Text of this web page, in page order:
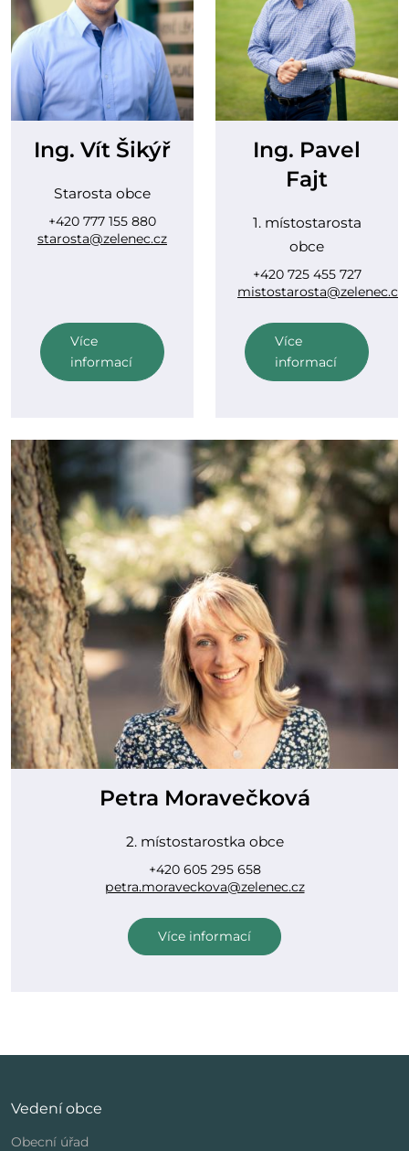
Ing. Vít Šikýř
Starosta obce
+420 777 155 880
starosta@zelenec.cz
Více
informací
Ing. Pavel
Fajt
1. místostarosta
obce
+420 725 455 727
mistostarosta@zelenec.cz
Více
informací
Petra Moravečková
2. místostarostka obce
+420 605 295 658
petra.moraveckova@zelenec.cz
Více informací
Vedení obce
Obecní úřad